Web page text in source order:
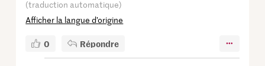
(traduction automatique)
Afficher la langue d’origine
0 Répondre